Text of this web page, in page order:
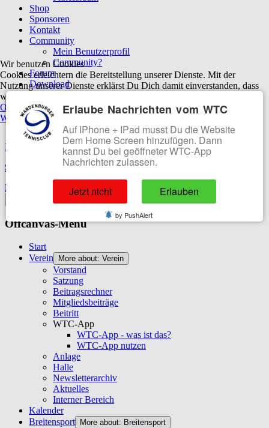
Shop
Sponsoren
Kontakt
Community
Mein Benutzerprofil
Community?
Forum
Download
Off-Canvas Toggle
Platzhalter
Impressum
Sitemap
Datenschutzerklärung
Offcanvas-Menü
Start
Verein
More about: Verein
Vorstand
Satzung
Beitragsrechner
Mitgliedsbeiträge
Beitritt
WTC-App
WTC-App - was ist das?
WTC-App nutzen
Anlage
Halle
Newsletterarchiv
Aktuelles
Interner Bereich
Kalender
Breitensport
More about: Breitensport
Wir benutzen Cookies
Cookies erleichtern die Bereitstellung unserer Dienste. Mit der
Nutzung unserer Dienste erklärst Du Dich damit einverstanden, dass
wir Cookies verwenden.
OK
Ablehnen
Weitere Informationen
Erlaube Nachrichten vom WTC
Auf IPhone + IPad musst Du die Website
Dem Home Screen hinzufügen. Dann
kannst Du bei geöffneter WTC-App
Nachrichten zulassen.
Jetzt nicht Erlauben
by PushAlert